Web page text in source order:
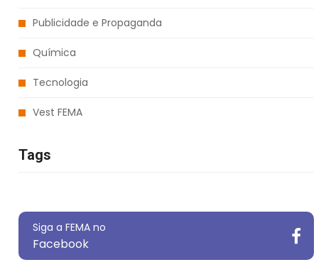
Publicidade e Propaganda
Química
Tecnologia
Vest FEMA
Tags
Siga a FEMA no
Facebook